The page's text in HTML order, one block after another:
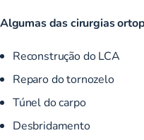
Algumas das cirurgias
Reconstrução do LCA
Reparo do tornozelo
Túnel do carpo
Desbridamento